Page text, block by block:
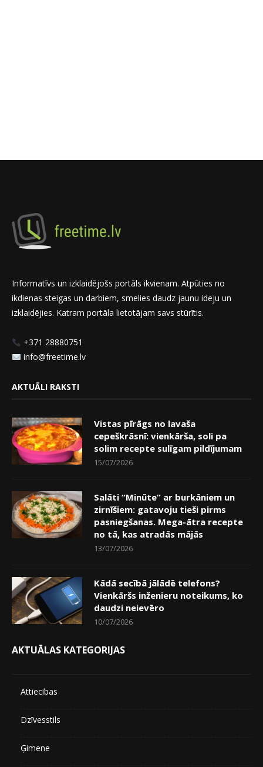
Informatīvs un izklaidējošs portāls ikvienam. Atpūties no
ikdienas steigas un darbiem, smelies daudz jaunu ideju un
izklaidējies. Katram portāla lietotājam savs stūrītis.
+371 28880751
info@freetime.lv
AKTUĀLI RAKSTI
Vistas pīrāgs no lavaša
cepeškrāsnī: vienkārša, soli pa
solim recepte sulīgam pildījumam
15/07/2026
Salāti “Minūte” ar burkāniem un
zirnīšiem: gatavoju tieši pirms
pasniegšanas. Mega-ātra recepte
no tā, kas atradās mājās
13/07/2026
Kādā secībā jālādē telefons?
Vienkāršs inženieru noteikums, ko
daudzi neievēro
10/07/2026
AKTUĀLAS KATEGORIJAS
Attiecības
Dzīvesstils
Ģimene